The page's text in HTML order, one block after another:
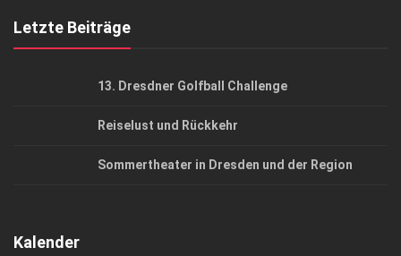
Letzte Beiträge
13. Dresdner Golfball Challenge
Reiselust und Rückkehr
Sommertheater in Dresden und der Region
Kalender